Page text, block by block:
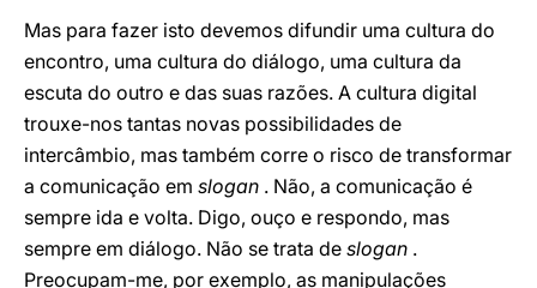
Mas para fazer isto devemos difundir uma cultura do
encontro, uma cultura do diálogo, uma cultura da
escuta do outro e das suas razões. A cultura digital
trouxe-nos tantas novas possibilidades de
intercâmbio, mas também corre o risco de transformar
a comunicação em slogan . Não, a comunicação é
sempre ida e volta. Digo, ouço e respondo, mas
sempre em diálogo. Não se trata de slogan .
Preocupam-me, por exemplo, as manipulações